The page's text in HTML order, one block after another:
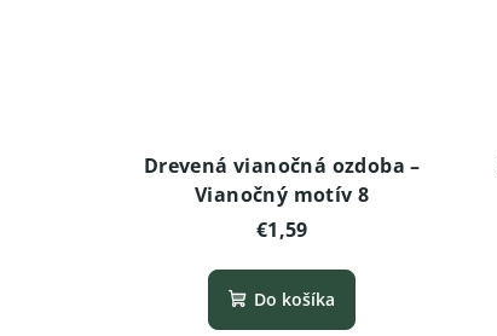
Drevená vianočná ozdoba –
Vianočný motív 8
€1,59
Do košíka